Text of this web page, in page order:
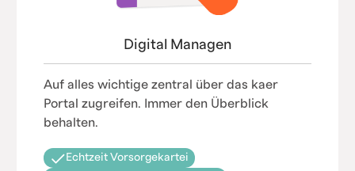
Digital Managen
Auf alles wichtige zentral über das kaer
Portal zugreifen. Immer den Überblick
behalten.
Echtzeit Vorsorgekartei